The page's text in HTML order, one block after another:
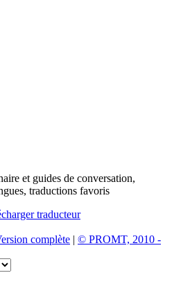
et guides de conversation,
traductions favoris
complète | © PROMT, 2010 -